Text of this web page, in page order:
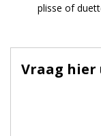
plisse of
Vraag